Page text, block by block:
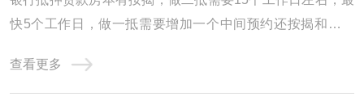
快5个工作日，做一抵需要增加一个中间预约还按揭和解压
也就是从还款到解压完需要花费一周时间，所以总共就是需
要20个工作日左右能放款。一抵具体操作流程梳理：预约提
查看更多